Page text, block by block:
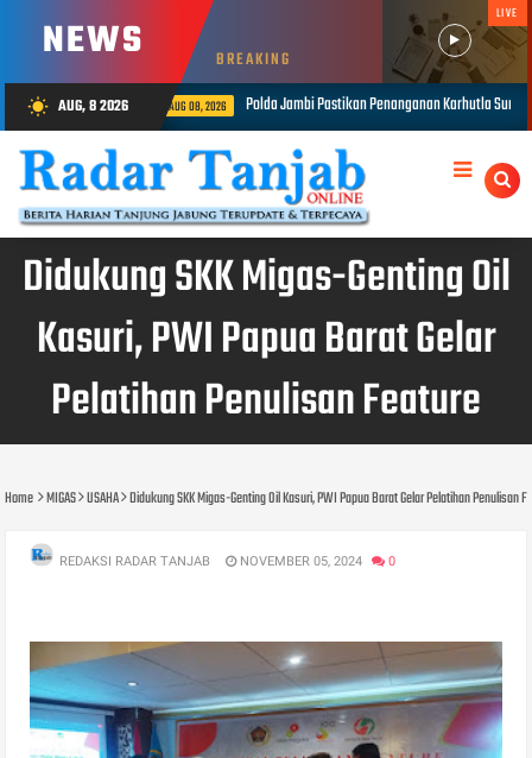
NEWS BREAKING
LIVE
wb_sunny AUG, 8 2026
Pastikan Penanganan Karhutla Sungai Gelam Maksimal AUG 08, 2026 1.848
Didukung SKK Migas-Genting Oil
Kasuri, PWI Papua Barat Gelar
Pelatihan Penulisan Feature
Home MIGAS USAHA Didukung SKK Migas-Genting Oil Kasuri, PWI Papua Barat Gelar Pelatihan Penulisan
REDAKSI RADAR TANJAB NOVEMBER 05, 2024 0